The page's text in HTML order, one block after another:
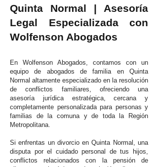
Quinta Normal | Asesoría
Legal Especializada con
Wolfenson Abogados
En Wolfenson Abogados, contamos con un
equipo de abogados de familia en Quinta
Normal altamente especializado en la resolución
de conflictos familiares, ofreciendo una
asesoría jurídica estratégica, cercana y
completamente personalizada para personas y
familias de la comuna y de toda la Región
Metropolitana.
Si enfrentas un divorcio en Quinta Normal, una
disputa por el cuidado personal de tus hijos,
conflictos relacionados con la pensión de